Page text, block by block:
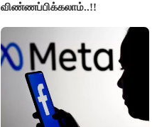
விண்ணப்பிக்கலாம்..!!